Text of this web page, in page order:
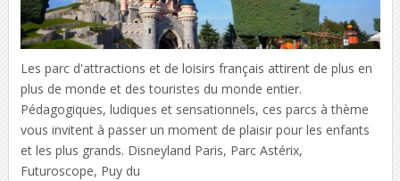
Les parc d'attractions et de loisirs français attirent de plus en
plus de monde et des touristes du monde entier.
Pédagogiques, ludiques et sensationnels, ces parcs à thème
vous invitent à passer un moment de plaisir pour les enfants
et les plus grands. Disneyland Paris, Parc Astérix,
Futuroscope, Puy du